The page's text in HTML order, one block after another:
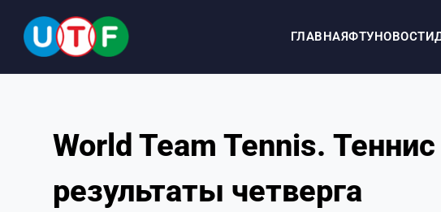
ГЛАВНАЯФТУНОВОСТИ
World Team Tennis.
результаты четверга